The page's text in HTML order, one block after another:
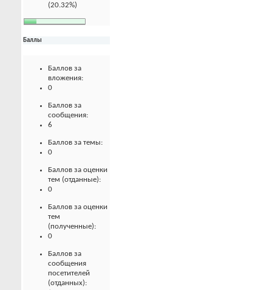
(20.32%)
Баллы
Баллов за
вложения:
0
Баллов за
сообщения:
6
Баллов за темы:
0
Баллов за оценки
тем (отданные):
0
Баллов за оценки
тем
(полученные):
0
Баллов за
сообщения
посетителей
(отданных):